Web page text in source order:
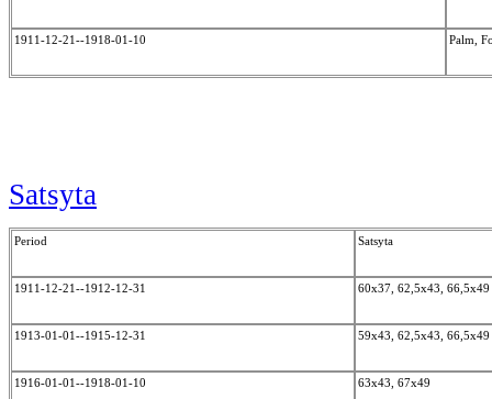
1911-12-21--1918-01-10 Palm,
Satsyta
Period Satsyta
1911-12-21--1912-12-31 60x37, 62,5x43, 66,5x49
1913-01-01--1915-12-31 59x43, 62,5x43, 66,5x49
1916-01-01--1918-01-10 63x43, 67x49